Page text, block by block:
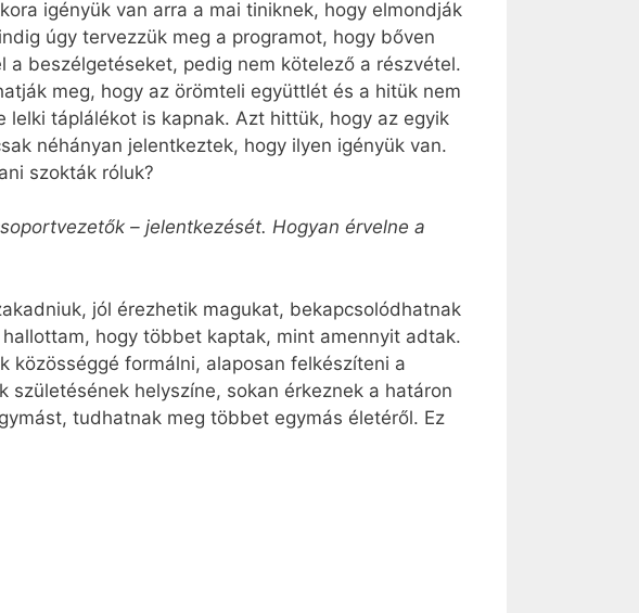
igényük van arra a mai tiniknek, hogy elmondják
úgy tervezzük meg a programot, hogy bőven
beszélgetéseket, pedig nem kötelező a részvétel.
meg, hogy az örömteli együttlét és a hitük nem
táplálékot is kapnak. Azt hittük, hogy az egyik
néhányan jelentkeztek, hogy ilyen igényük van.
szokták róluk?
– jelentkezését. Hogyan érvelne a
jól érezhetik magukat, bekapcsolódhatnak
hogy többet kaptak, mint amennyit adtak.
közösséggé formálni, alaposan felkészíteni a
helyszíne, sokan érkeznek a határon
tudhatnak meg többet egymás életéről. Ez